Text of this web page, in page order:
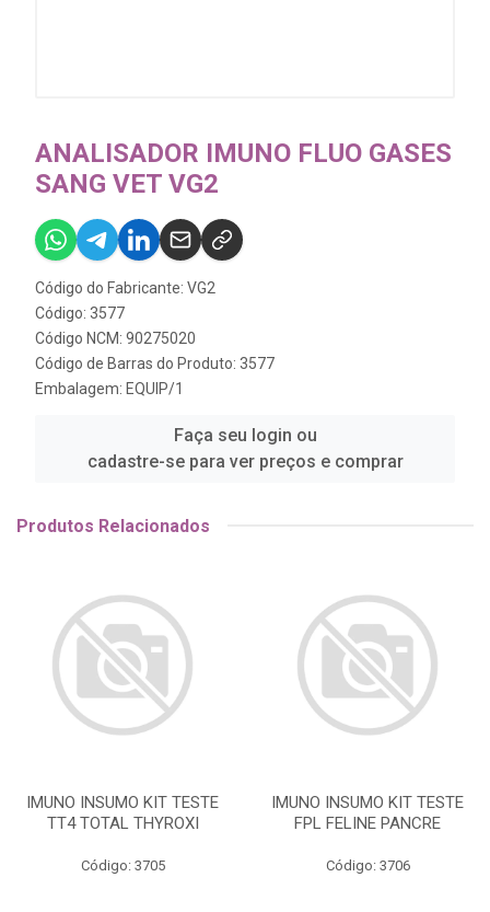
ANALISADOR IMUNO FLUO GASES
SANG VET VG2
Código do Fabricante: VG2
Código: 3577
Código NCM: 90275020
Código de Barras do Produto: 3577
Embalagem: EQUIP/1
Faça seu login ou
cadastre-se para ver preços e comprar
Produtos Relacionados
IMUNO INSUMO KIT TESTE
TT4 TOTAL THYROXI
Código: 3705
IMUNO INSUMO KIT TESTE
FPL FELINE PANCRE
Código: 3706